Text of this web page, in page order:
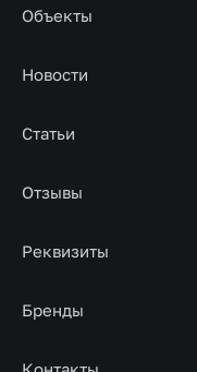
Объекты
Новости
Статьи
Отзывы
Реквизиты
Бренды